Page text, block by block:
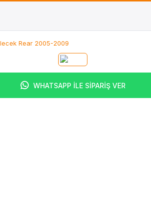
WHATSAPP İLE SİPARİŞ VER